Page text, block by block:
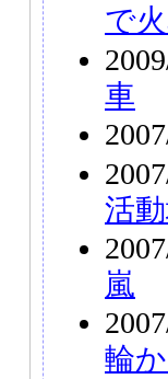
で
車
活
嵐
輪